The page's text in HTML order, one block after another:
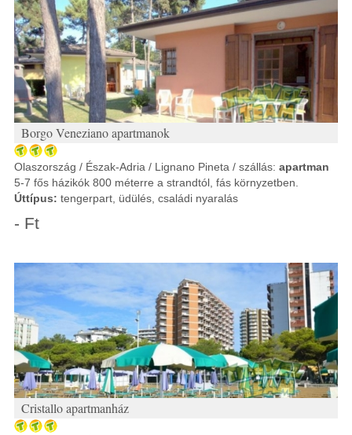
Borgo Veneziano apartmanok
Olaszország / Észak-Adria / Lignano Pineta / szállás: apartman
5-7 fős házikók 800 méterre a strandtól, fás környzetben.
Úttípus: tengerpart, üdülés, családi nyaralás
- Ft
Cristallo apartmanház